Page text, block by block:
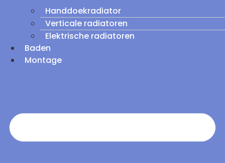
Handdoekradiator
Verticale radiatoren
Elektrische radiatoren
Baden
Montage